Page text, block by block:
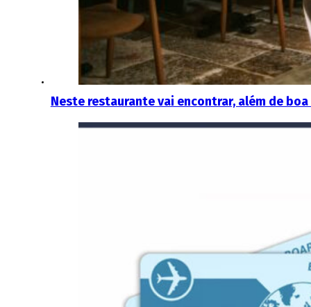
Neste restaurante vai encontrar, além de